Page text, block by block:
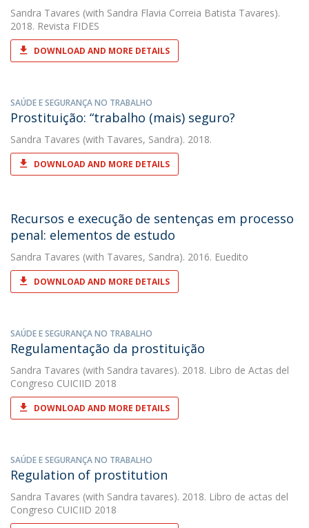
Sandra Tavares (with Sandra Flavia Correia Batista Tavares).
2018. Revista FIDES
DOWNLOAD AND MORE DETAILS
SAÚDE E SEGURANÇA NO TRABALHO
Prostituição: “trabalho (mais) seguro?
Sandra Tavares (with Tavares, Sandra). 2018.
DOWNLOAD AND MORE DETAILS
Recursos e execução de sentenças em processo
penal: elementos de estudo
Sandra Tavares (with Tavares, Sandra). 2016. Euedito
DOWNLOAD AND MORE DETAILS
SAÚDE E SEGURANÇA NO TRABALHO
Regulamentação da prostituição
Sandra Tavares (with Sandra tavares). 2018. Libro de Actas del
Congreso CUICIID 2018
DOWNLOAD AND MORE DETAILS
SAÚDE E SEGURANÇA NO TRABALHO
Regulation of prostitution
Sandra Tavares (with Sandra tavares). 2018. Libro de actas del
Congreso CUICIID 2018